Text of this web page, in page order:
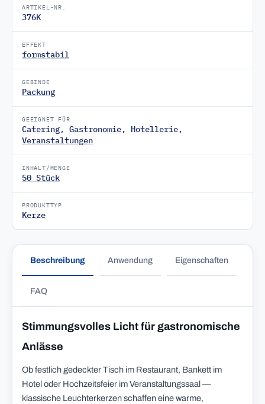
ARTIKEL-NR.
376K
EFFEKT
formstabil
GEBINDE
Packung
GEEIGNET FÜR
Catering, Gastronomie, Hotellerie,
Veranstaltungen
INHALT/MENGE
50 Stück
PRODUKTTYP
Kerze
Beschreibung Anwendung Eigenschaften
FAQ
Stimmungsvolles Licht für gastronomische
Anlässe
Ob festlich gedeckter Tisch im Restaurant, Bankett im
Hotel oder Hochzeitsfeier im Veranstaltungssaal —
klassische Leuchterkerzen schaffen eine warme,